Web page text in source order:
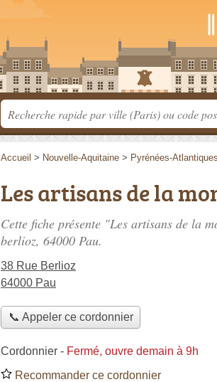
Accueil > Nouvelle-Aquitaine > Pyrénées-Atlantiques
Les artisans de la
Cette fiche présente "Les artisans de la
berlioz, 64000 Pau.
38 Rue Berlioz
64000 Pau
📞 Appeler ce cordonnier
Cordonnier - Fermé, ouvre demain à 9h
Recommander ce cordonnier